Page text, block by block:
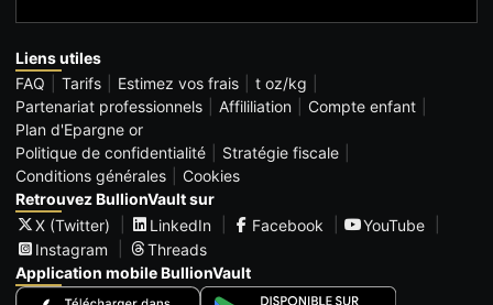
Liens utiles
FAQ
Tarifs Estimez vos frais
t oz/kg
Partenariat professionnels
Affililiation
Compte enfant
Plan d'Epargne or
Politique de confidentialité
Stratégie fiscale
Conditions générales
Cookies
Retrouvez BullionVault sur
X (Twitter)
LinkedIn Facebook
YouTube
Instagram
Threads
Application mobile BullionVault